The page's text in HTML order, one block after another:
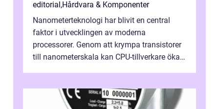
editorial,Hårdvara & Komponenter
Nanometerteknologi har blivit en central
faktor i utvecklingen av moderna
processorer. Genom att krympa transistorer
till nanometerskala kan CPU-tillverkare öka